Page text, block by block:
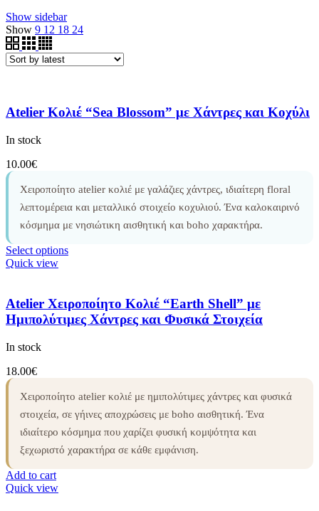
Show sidebar
Show 9 12 18 24
Atelier Κολιέ “Sea Blossom” με Χάντρες και Κοχύλι
In stock
10.00€
Χειροποίητο atelier κολιέ με γαλάζιες χάντρες, ιδιαίτερη floral
λεπτομέρεια και μεταλλικό στοιχείο κοχυλιού. Ένα καλοκαιρινό
κόσμημα με νησιώτικη αισθητική και boho χαρακτήρα.
Select options
Quick view
Atelier Χειροποίητο Κολιέ “Earth Shell” με
Ημιπολύτιμες Χάντρες και Φυσικά Στοιχεία
In stock
18.00€
Χειροποίητο atelier κολιέ με ημιπολύτιμες χάντρες και φυσικά
στοιχεία, σε γήινες αποχρώσεις με boho αισθητική. Ένα
ιδιαίτερο κόσμημα που χαρίζει φυσική κομψότητα και
ξεχωριστό χαρακτήρα σε κάθε εμφάνιση.
Add to cart
Quick view